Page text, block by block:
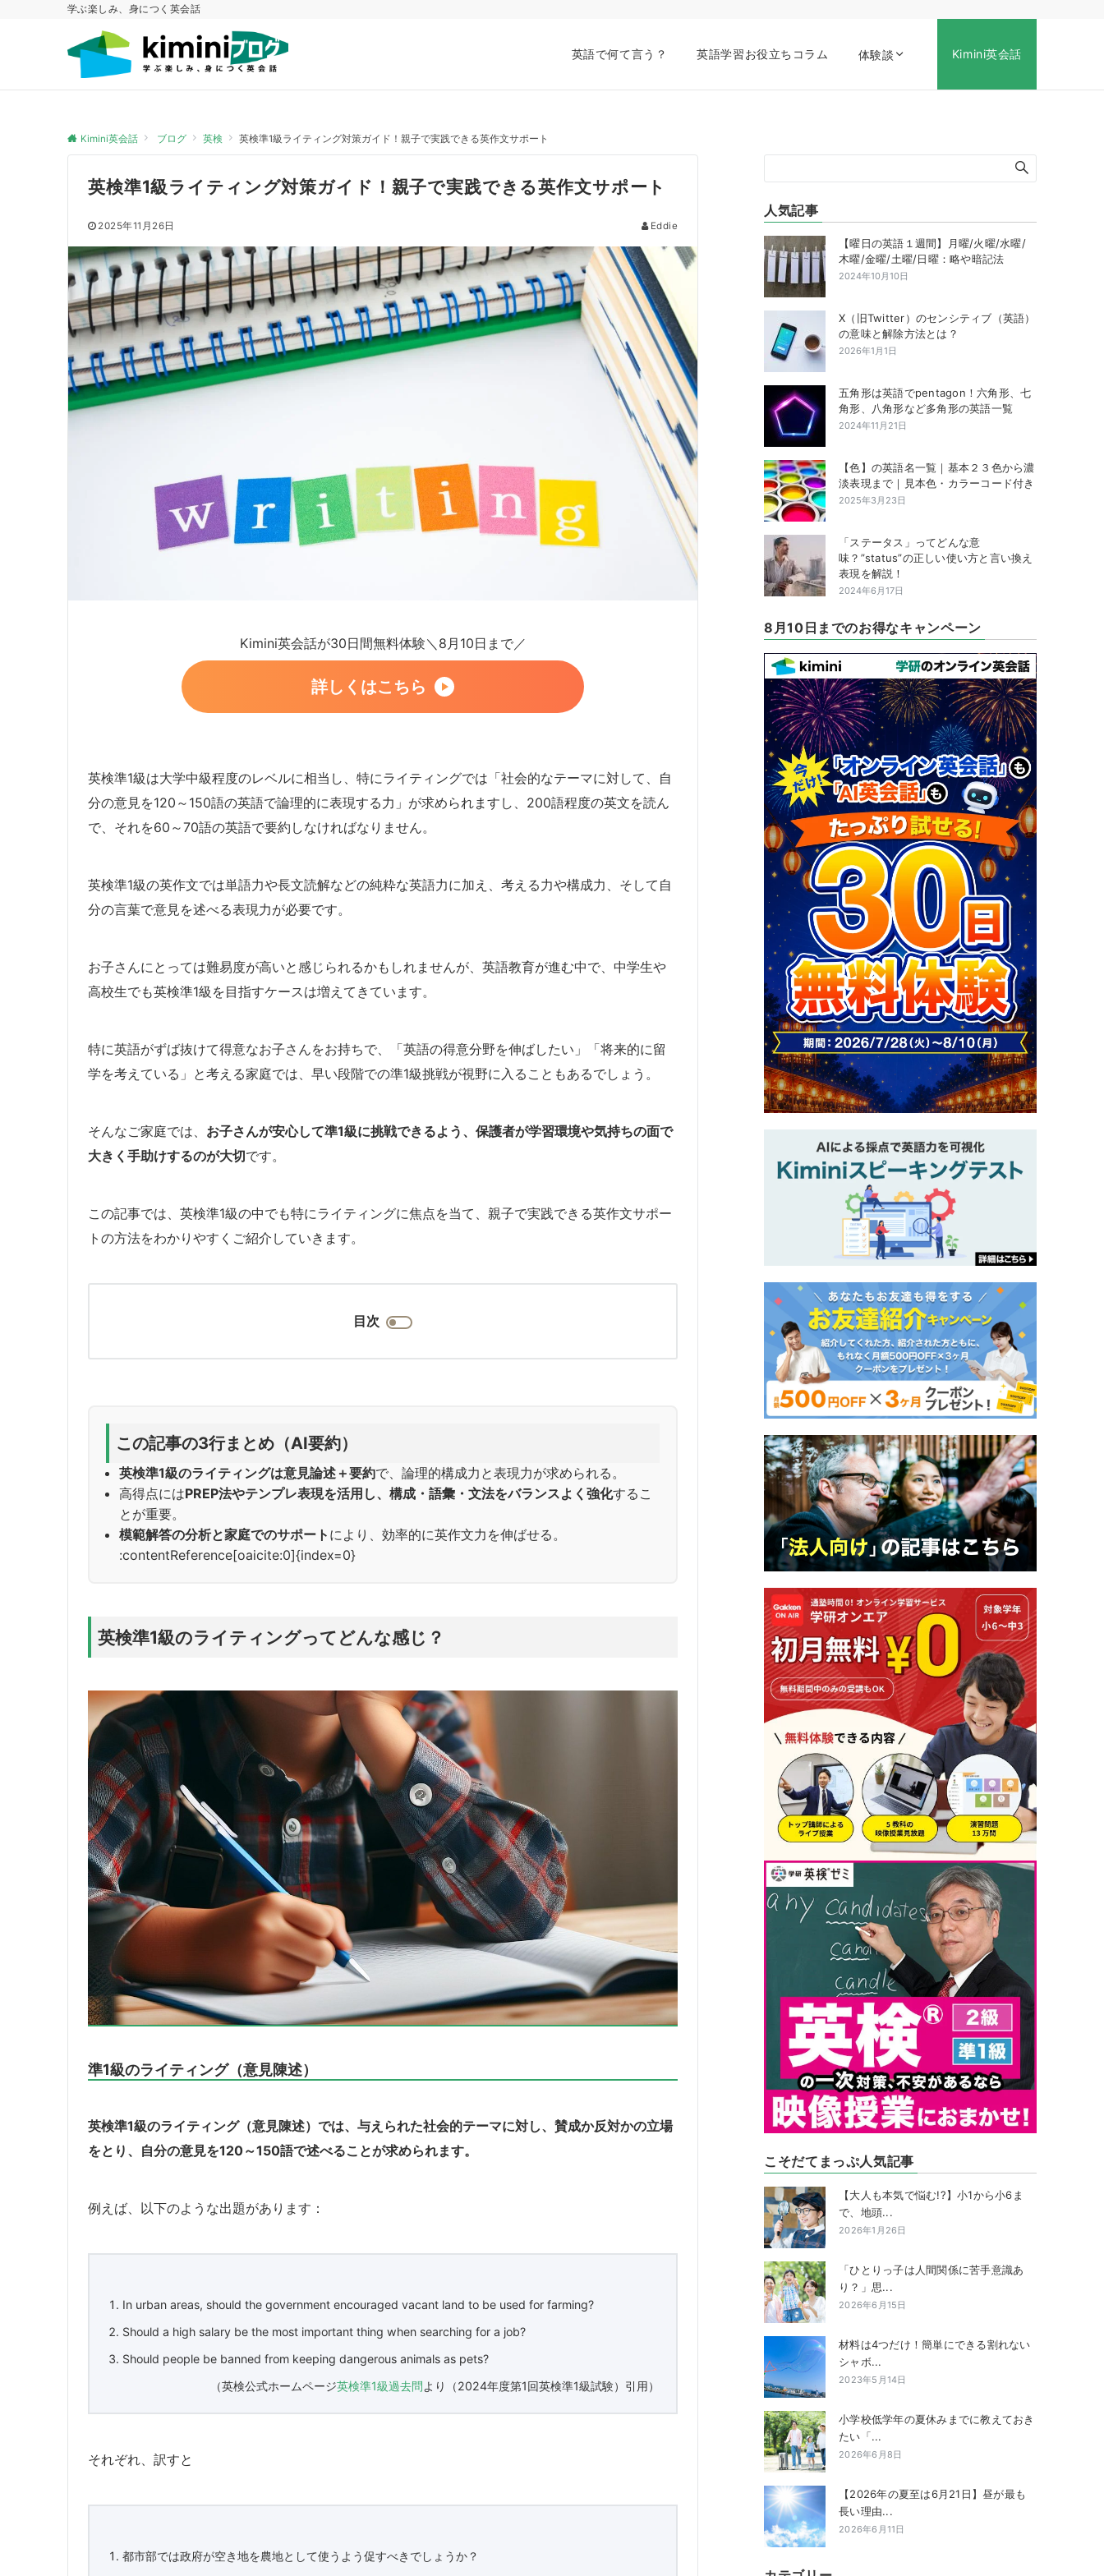
学ぶ楽しみ、身につく英会話
英語で何て言う？ 英語学習お役立ちコラム 体験談 Kimini英会話
Kimini英会話 ブログ 英検 英検準1級ライティング対策ガイド！親子で実践できる英作文サポート
英検準1級ライティング対策ガイド！親子で実践できる英作文サポート
2025年11月26日 Eddie
Kimini英会話が30日間無料体験＼8月10日まで／
詳しくはこちら
英検準1級は大学中級程度のレベルに相当し、特にライティングでは「社会的なテーマに対して、自
分の意見を120～150語の英語で論理的に表現する力」が求められますし、200語程度の英文を読ん
で、それを60～70語の英語で要約しなければなりません。
英検準1級の英作文では単語力や長文読解などの純粋な英語力に加え、考える力や構成力、そして自
分の言葉で意見を述べる表現力が必要です。
お子さんにとっては難易度が高いと感じられるかもしれませんが、英語教育が進む中で、中学生や
高校生でも英検準1級を目指すケースは増えてきています。
特に英語がずば抜けて得意なお子さんをお持ちで、「英語の得意分野を伸ばしたい」「将来的に留
学を考えている」と考える家庭では、早い段階での準1級挑戦が視野に入ることもあるでしょう。
そんなご家庭では、 お子さんが安心して準1級に挑戦できるよう、保護者が学習環境や気持ちの面で
大きく手助けするのが大切です。
この記事では、英検準1級の中でも特にライティングに焦点を当て、親子で実践できる英作文サポー
トの方法をわかりやすくご紹介していきます。
目次
この記事の3行まとめ（AI要約）
英検準1級のライティングは意見論述＋要約で、論理的構成力と表現力が求められる。
高得点にはPREP法やテンプレ表現を活用し、構成・語彙・文法をバランスよく強化するこ
とが重要。
模範解答の分析と家庭でのサポート により、効率的に英作文力を伸ばせる。
:contentReference[oaicite:0]{index=0}
英検準1級のライティングってどんな感じ？
準1級のライティング（意見陳述）
英検準1級のライティング（意見陳述）では、与えられた社会的テーマに対し、賛成か反対かの立場
をとり、自分の意見を120～150語で述べることが求められます。
例えば、以下のような出題があります：
In urban areas, should the government encouraged vacant land to be used for farming?
Should a high salary be the most important thing when searching for a job?
Should people be banned from keeping dangerous animals as pets?
（英検公式ホームページ英検準1級過去問より（2024年度第1回英検準1級試験）引用）
それぞれ、訳すと
都市部では政府が空き地を農地として使うよう促すべきでしょうか？
人気記事
【曜日の英語１週間】月曜/火曜/水曜/
木曜/金曜/土曜/日曜：略や暗記法
2024年10月10日
X（旧Twitter）のセンシティブ（英語）
の意味と解除方法とは？
2026年1月1日
五角形は英語でpentagon！六角形、七
角形、八角形など多角形の英語一覧
2024年11月21日
【色】の英語名一覧｜基本２３色から濃
淡表現まで｜見本色・カラーコード付き
2025年3月23日
「ステータス」ってどんな意
味？”status”の正しい使い方と言い換え
表現を解説！
2024年6月17日
8月10日までのお得なキャンペーン
こそだてまっぷ人気記事
【大人も本気で悩む!?】小1から小6ま
で、地頭...
2026年1月26日
「ひとりっ子は人間関係に苦手意識あ
り？」思...
2026年6月15日
材料は4つだけ！簡単にできる割れない
シャボ...
2023年5月14日
小学校低学年の夏休みまでに教えておき
たい「...
2026年6月8日
【2026年の夏至は6月21日】昼が最も
長い理由...
2026年6月11日